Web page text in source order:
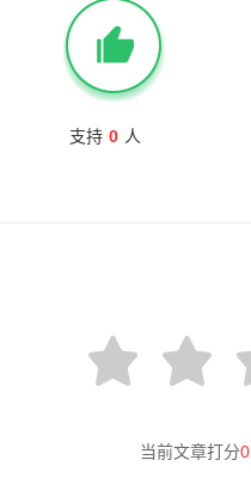
支持 0 人
当前文章打分0